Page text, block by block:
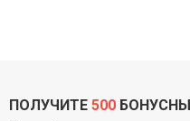
ПОЛУЧИТЕ 500